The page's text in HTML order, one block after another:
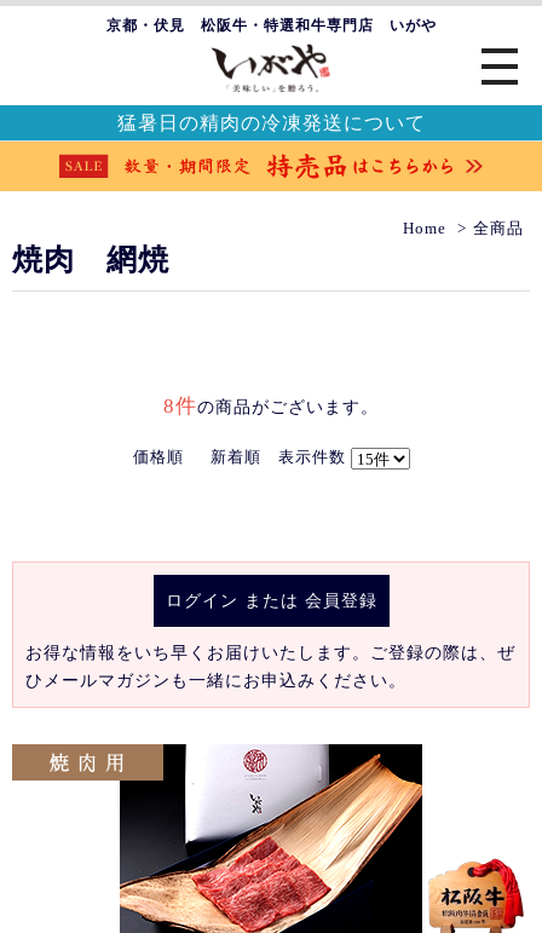
京都・伏見 松阪牛・特選和牛専門店 いがや
猛暑日の精肉の冷凍発送について
Home 全商品
焼肉 網焼
8件の商品がございます。
価格順 新着順 表示件数
ログイン または 会員登録
お得な情報をいち早くお届けいたします。ご登録の際は、ぜ
ひメールマガジンも一緒にお申込みください。